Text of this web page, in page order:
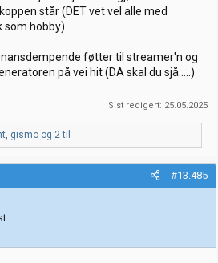
står (DET vet vel alle med
som hobby)
føtter til streamer'n og
på vei hit (DA skal du sjå.....)
Sist redigert: 25.05.2025
, gismo og 2 til
#13.485